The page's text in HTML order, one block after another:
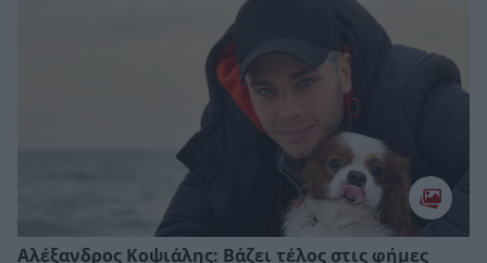
Αλέξανδρος Κοψιάλης: Βάζει τέλος στις φήμες